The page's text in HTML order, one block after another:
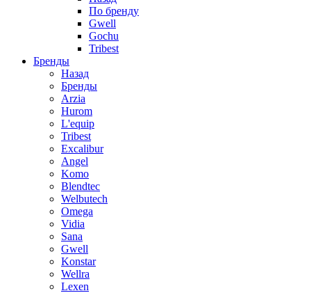
По бренду
Gwell
Gochu
Tribest
Бренды
Назад
Бренды
Arzia
Hurom
L'equip
Tribest
Excalibur
Angel
Komo
Blendtec
Welbutech
Omega
Vidia
Sana
Gwell
Konstar
Wellra
Lexen